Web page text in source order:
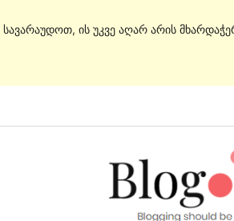
სავარაუდოთ, ის უკვე აღარ არის